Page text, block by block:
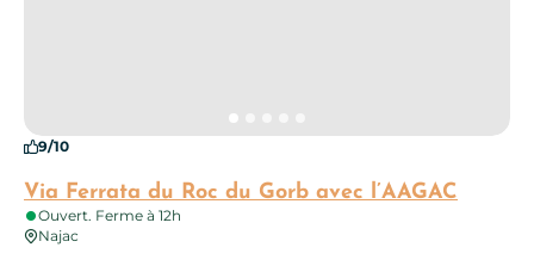
Via Ferrata du Roc du Gorb avec l’AAGAC
9/10
Ouvert. Ferme à 12h
Najac